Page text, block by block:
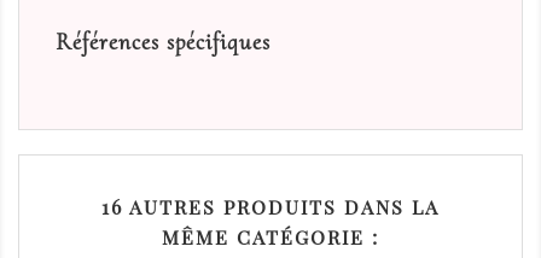
Références spécifiques
16 AUTRES PRODUITS DANS LA
MÊME CATÉGORIE :